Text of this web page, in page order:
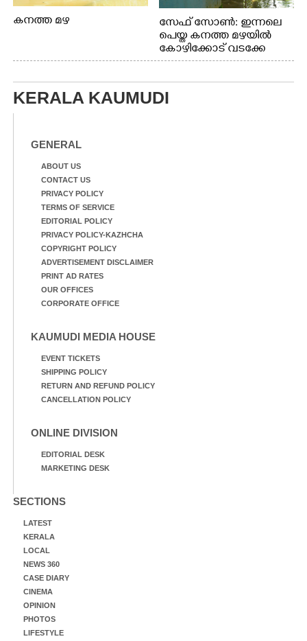
കനത്ത മഴ
സേഫ് സോൺ: ഇന്നലെ
പെയ്ത കനത്ത മഴയിൽ
കോഴിക്കോട് വടക്കേ
വയലിൽ വെള്ളം
വെള്ളത്തിലൂടെ
KERALA KAUMUDI
GENERAL
ABOUT US
CONTACT US
PRIVACY POLICY
TERMS OF SERVICE
EDITORIAL POLICY
PRIVACY POLICY-KAZHCHA
COPYRIGHT POLICY
ADVERTISEMENT DISCLAIMER
PRINT AD RATES
OUR OFFICES
CORPORATE OFFICE
KAUMUDI MEDIA HOUSE
EVENT TICKETS
SHIPPING POLICY
RETURN AND REFUND POLICY
CANCELLATION POLICY
ONLINE DIVISION
EDITORIAL DESK
MARKETING DESK
SECTIONS
LATEST
KERALA
LOCAL
NEWS 360
CASE DIARY
CINEMA
OPINION
PHOTOS
LIFESTYLE